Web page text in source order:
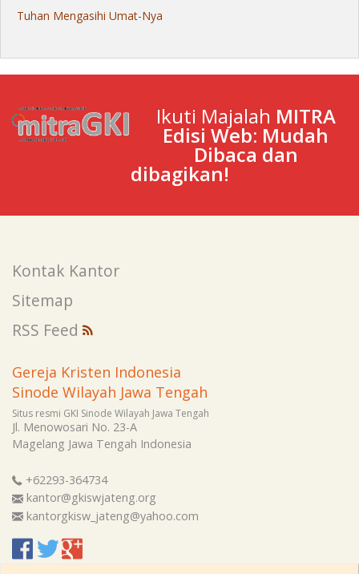
Tuhan Mengasihi Umat-Nya
Ikuti Majalah MITRA
Edisi Web: Mudah
Dibaca dan
dibagikan!
Kontak Kantor
Sitemap
RSS Feed
Gereja Kristen Indonesia
Sinode Wilayah Jawa Tengah
Situs resmi GKI Sinode Wilayah Jawa Tengah
Jl. Menowosari No. 23-A
Magelang Jawa Tengah Indonesia
+62293-364734
kantor@gkiswjateng.org
kantorgkisw_jateng@yahoo.com